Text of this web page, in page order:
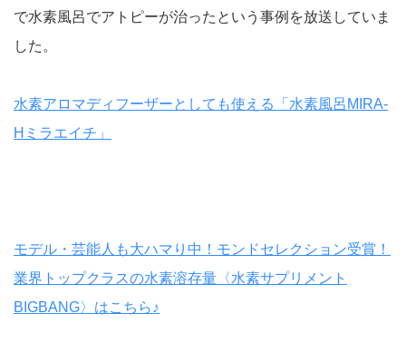
で水素風呂でアトピーが治ったという事例を放送していま
した。
水素アロマディフーザーとしても使える「水素風呂MIRA-
Hミラエイチ」
モデル・芸能人も大ハマり中！モンドセレクション受賞！
業界トップクラスの水素溶存量〈水素サプリメント
BIGBANG〉はこちら♪